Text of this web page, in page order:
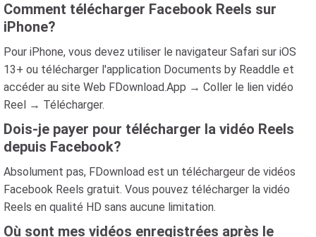
Comment télécharger Facebook Reels sur
iPhone?
Pour iPhone, vous devez utiliser le navigateur Safari sur iOS
13+ ou télécharger l'application Documents by Readdle et
accéder au site Web FDownload.App → Coller le lien vidéo
Reel → Télécharger.
Dois-je payer pour télécharger la vidéo Reels
depuis Facebook?
Absolument pas, FDownload est un téléchargeur de vidéos
Facebook Reels gratuit. Vous pouvez télécharger la vidéo
Reels en qualité HD sans aucune limitation.
Où sont mes vidéos enregistrées après le